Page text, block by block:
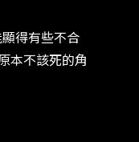
得有些不合
本不該死的角